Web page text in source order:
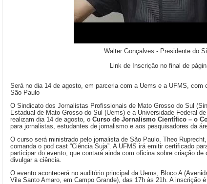
Walter Gonçalves - Presidente do
Link de Inscrição no final de
Será no dia 14 de agosto, em parceria com a Uems e a UFMS, com
São Paulo
O Sindicato dos Jornalistas Profissionais de Mato Grosso do Sul
Estadual de Mato Grosso do Sul (Uems) e a Universidade Federal
realizam dia 14 de agosto, o Curso de Jornalismo Científico – o
para jornalistas, estudantes de jornalismo e aos pesquisadores da
O curso será ministrado pelo jornalista de São Paulo, Theo
comanda o pod cast “Ciência Suja”. A UFMS irá emitir certificado
participar do evento, que contará ainda com oficina sobre criação de
divulgar a ciência.
O evento acontecerá no auditório principal da Uems, Bloco A
Vila Santo Amaro, em Campo Grande), das 17h às 21h. A inscrição é